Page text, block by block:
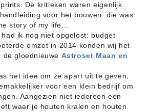
De kritieken waren eigenlijk
voor het bouwen: die was
story of my life…
ik nog niet opgelost: budget
omzet in 2014 konden wij het
de gloednieuwe Astroset Maan en
het idee om ze apart uit te geven,
voor een klein bedrijf om
Aangezien niet iedereen een
waar je houten kralen en houten